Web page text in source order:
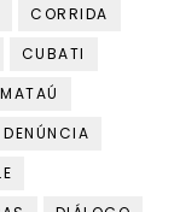
CORRIDA
CUBATI
DENÚNCIA